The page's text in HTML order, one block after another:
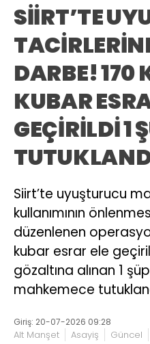
SİİRT’TE
DARBE! 170
KUBAR
GEÇİRİLDİ 1
Siirt’te uyuşturucu
kullanımının
düzenlenen
kubar esrar ele
gözaltına alınan 1
mahkemece
Giriş: 20-07-2026 09:28
Alt Manşet Asayiş Güncel